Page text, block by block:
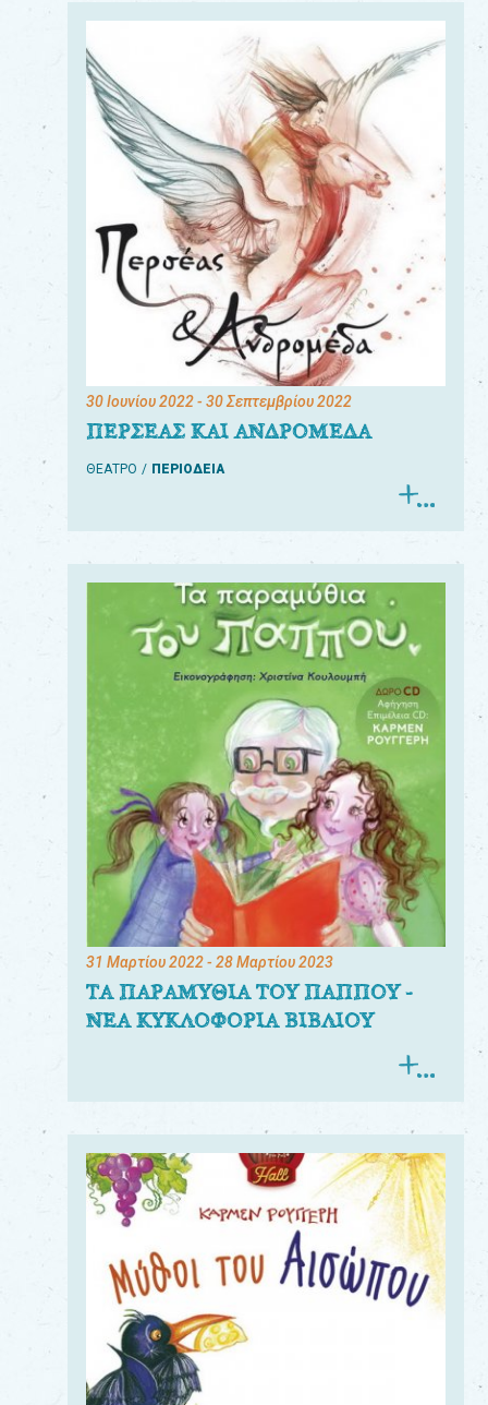
30 Ιουνίου 2022- 30 Σεπτεμβρίου 2022
ΠΕΡΣΕΑΣ ΚΑΙ ΑΝΔΡΟΜΕΔΑ
ΘΕΑΤΡΟ ΠΕΡΙΟΔΕΙΑ
31 Μαρτίου 2022- 28 Μαρτίου 2023
ΤΑ ΠΑΡΑΜΥΘΙΑ ΤΟΥ ΠΑΠΠΟΥ -
ΝΕΑ ΚΥΚΛΟΦΟΡΙΑ ΒΙΒΛΙΟΥ